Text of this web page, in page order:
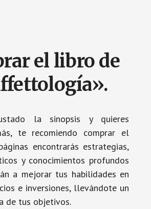
el libro de
la sinopsis y quieres
te recomiendo comprar el
encontrarás estrategias,
y conocimientos profundos
a mejorar tus habilidades en
e inversiones, llevándote un
de tus objetivos.